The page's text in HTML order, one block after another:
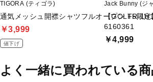
TIGORA (ティゴラ)
通気メッシュ開襟シャツフルオープン TR-
￥3,999
値下げ
Jack Bunny (ジ
【GOLF5限定
6160361
￥4,999
よく一緒に買われている